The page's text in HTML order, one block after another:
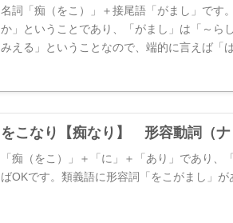
名詞「痴（をこ）」＋接尾語「がまし」です
か」ということであり、「がまし」は「～ら
みえる」ということなので、端的に言えば「
をこなり【痴なり】 形容動詞（ナ
「痴（をこ）」＋「に」＋「あり」であり、
ばOKです。類義語に形容詞「をこがまし」が